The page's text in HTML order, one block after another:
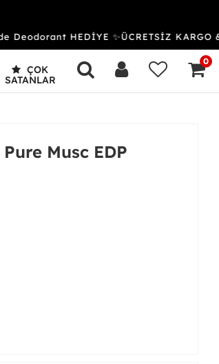
HEDİYE ✨ÜCRETSİZ KARGO &
ÇOK
SATANLAR
0
Musc EDP